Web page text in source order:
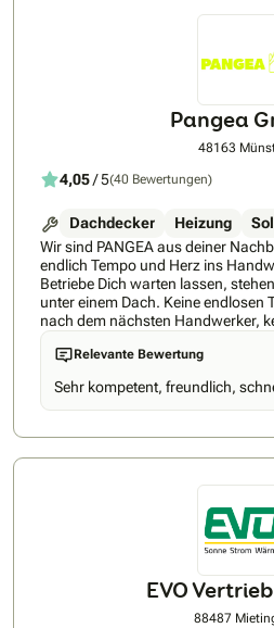
langlebige Edelstahlrohre statt
installierten Wärmepumpen und
Google-Bewertung von 4,8
Komplettservice umfasst:•
Professionelle Fördermittel-
(bis zu 70% Zuschuss)• Planung
Doppelhaushälften bis zu
Immobilie. Dabei setzen wir auf
Festpreisangebote, termingerechte
Handwerksqualität.Vertrauen Sie
der alle Gewerke selbst beherrscht:
– alles aus einer Hand, ohne
Fremdfirmen.
Pangea
48163
4,05/ 5(40 Bewertungen)
Dachdecker Heizung
Wir sind PANGEA aus deiner
endlich Tempo und Herz ins
Betriebe Dich warten lassen,
unter einem Dach. Keine endlosen
nach dem nächsten Handwerker,
Du bekommst einen Partner, der
Idee bis zur letzten Schraube.
die besten Handwerker. Mit
schauen wir uns das ganze Haus
zusammen und keine falsche
Relevante Bewertung
Sehr kompetent,
EVO
88487